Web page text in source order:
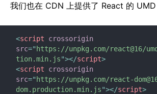
我们也在 CDN 上提供了 React 的 UMD
<script
crossorigin
src=" https://unpkg.com/react@16/
tion.min.js"></script>
<script
crossorigin
src=" https://unpkg.com/react-
dom.production.min.js"></script>